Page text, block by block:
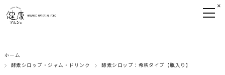
ホーム
酵素シロップ・ジャム・ドリンク
酵素シロップ：希釈タイプ【瓶入り】
×